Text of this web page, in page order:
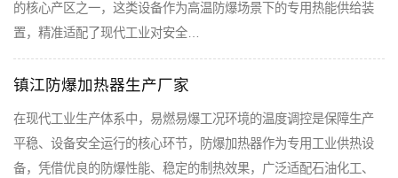
的核心产区之一，这类设备作为高温防爆场景下的专用热能供给装
置，精准适配了现代工业对安全…
镇江防爆加热器生产厂家
在现代工业生产体系中，易燃易爆工况环境的温度调控是保障生产
平稳、设备安全运行的核心环节，防爆加热器作为专用工业供热设
备，凭借优良的防爆性能、稳定的制热效果，广泛适配石油化工、